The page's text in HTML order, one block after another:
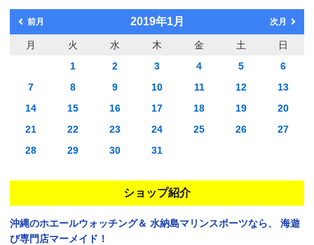
前月 2019年1月 次月
月 火 水 木 金 土
日
1
2 3 4 5
6
7
8 9 10 11 12
13
14
15 16 17 18 19
20
21
22 23 24 25 26
27
28
29 30 31
ショップ紹介
沖縄のホエールウォッチング＆ 水納島マリンスポーツなら、
海遊
び専門店マーメイド！